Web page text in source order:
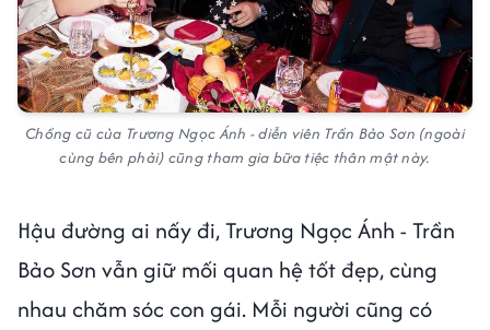
Chồng cũ của Trương Ngọc Ánh - diễn viên Trần Bảo Sơn (ngoài
cùng bên phải) cũng tham gia bữa tiệc thân mật này.
Hậu đường ai nấy đi, Trương Ngọc Ánh - Trần
Bảo Sơn vẫn giữ mối quan hệ tốt đẹp, cùng
nhau chăm sóc con gái. Mỗi người cũng có